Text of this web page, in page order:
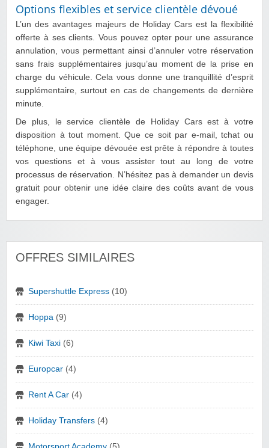
Options flexibles et service clientèle dévoué
L’un des avantages majeurs de Holiday Cars est la flexibilité
offerte à ses clients. Vous pouvez opter pour une assurance
annulation, vous permettant ainsi d’annuler votre réservation
sans frais supplémentaires jusqu’au moment de la prise en
charge du véhicule. Cela vous donne une tranquillité d’esprit
supplémentaire, surtout en cas de changements de dernière
minute.
De plus, le service clientèle de Holiday Cars est à votre
disposition à tout moment. Que ce soit par e-mail, tchat ou
téléphone, une équipe dévouée est prête à répondre à toutes
vos questions et à vous assister tout au long de votre
processus de réservation. N’hésitez pas à demander un devis
gratuit pour obtenir une idée claire des coûts avant de vous
engager.
OFFRES SIMILAIRES
Supershuttle Express (10)
Hoppa (9)
Kiwi Taxi (6)
Europcar (4)
Rent A Car (4)
Holiday Transfers (4)